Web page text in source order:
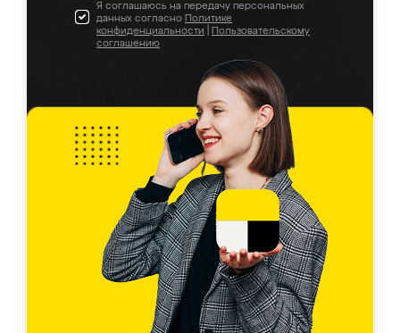
Я соглашаюсь на передачу персональных
данных согласно Политике
конфиденциальности
Пользовательскому
соглашению